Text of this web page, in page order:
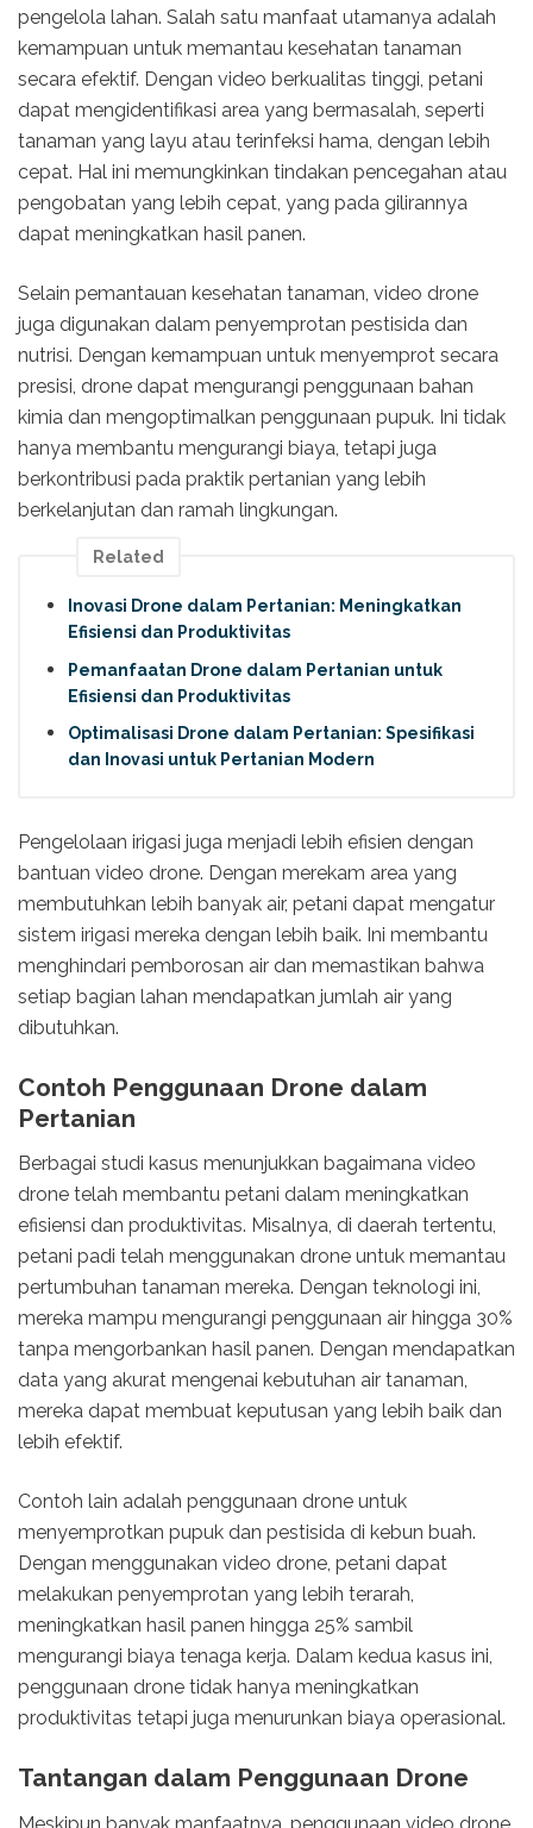
pengelola lahan. Salah satu manfaat utamanya adalah
kemampuan untuk memantau kesehatan tanaman
secara efektif. Dengan video berkualitas tinggi, petani
dapat mengidentifikasi area yang bermasalah, seperti
tanaman yang layu atau terinfeksi hama, dengan lebih
cepat. Hal ini memungkinkan tindakan pencegahan atau
pengobatan yang lebih cepat, yang pada gilirannya
dapat meningkatkan hasil panen.
Selain pemantauan kesehatan tanaman, video drone
juga digunakan dalam penyemprotan pestisida dan
nutrisi. Dengan kemampuan untuk menyemprot secara
presisi, drone dapat mengurangi penggunaan bahan
kimia dan mengoptimalkan penggunaan pupuk. Ini tidak
hanya membantu mengurangi biaya, tetapi juga
berkontribusi pada praktik pertanian yang lebih
berkelanjutan dan ramah lingkungan.
Related
Inovasi Drone dalam Pertanian: Meningkatkan
Efisiensi dan Produktivitas
Pemanfaatan Drone dalam Pertanian untuk
Efisiensi dan Produktivitas
Optimalisasi Drone dalam Pertanian: Spesifikasi
dan Inovasi untuk Pertanian Modern
Pengelolaan irigasi juga menjadi lebih efisien dengan
bantuan video drone. Dengan merekam area yang
membutuhkan lebih banyak air, petani dapat mengatur
sistem irigasi mereka dengan lebih baik. Ini membantu
menghindari pemborosan air dan memastikan bahwa
setiap bagian lahan mendapatkan jumlah air yang
dibutuhkan.
Contoh Penggunaan Drone dalam
Pertanian
Berbagai studi kasus menunjukkan bagaimana video
drone telah membantu petani dalam meningkatkan
efisiensi dan produktivitas. Misalnya, di daerah tertentu,
petani padi telah menggunakan drone untuk memantau
pertumbuhan tanaman mereka. Dengan teknologi ini,
mereka mampu mengurangi penggunaan air hingga 30%
tanpa mengorbankan hasil panen. Dengan mendapatkan
data yang akurat mengenai kebutuhan air tanaman,
mereka dapat membuat keputusan yang lebih baik dan
lebih efektif.
Contoh lain adalah penggunaan drone untuk
menyemprotkan pupuk dan pestisida di kebun buah.
Dengan menggunakan video drone, petani dapat
melakukan penyemprotan yang lebih terarah,
meningkatkan hasil panen hingga 25% sambil
mengurangi biaya tenaga kerja. Dalam kedua kasus ini,
penggunaan drone tidak hanya meningkatkan
produktivitas tetapi juga menurunkan biaya operasional.
Tantangan dalam Penggunaan Drone